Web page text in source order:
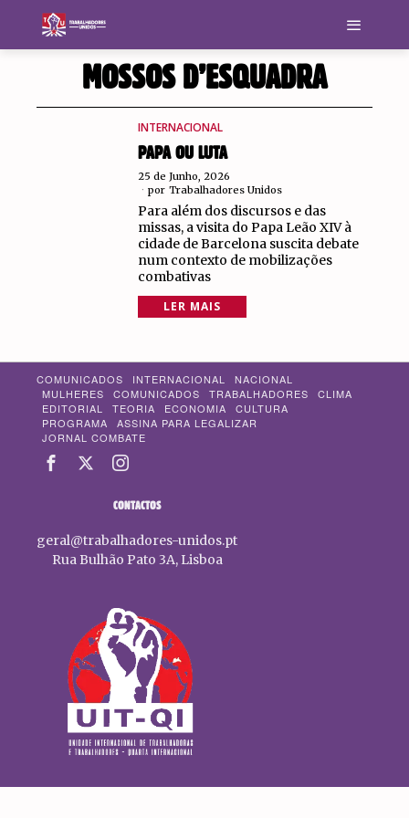
MOSSOS D’ESQUADRA
INTERNACIONAL
PAPA OU LUTA
25 de Junho, 2026
por Trabalhadores Unidos
Para além dos discursos e das
missas, a visita do Papa Leão XIV à
cidade de Barcelona suscita debate
num contexto de mobilizações
combativas
LER MAIS
COMUNICADOS INTERNACIONAL
NACIONAL
MULHERES
COMUNICADOS TRABALHADORES
CLIMA
EDITORIAL
TEORIA ECONOMIA
CULTURA
PROGRAMA
ASSINA PARA LEGALIZAR
JORNAL COMBATE
CONTACTOS
geral@trabalhadores-unidos.pt
Rua Bulhão Pato 3A, Lisboa